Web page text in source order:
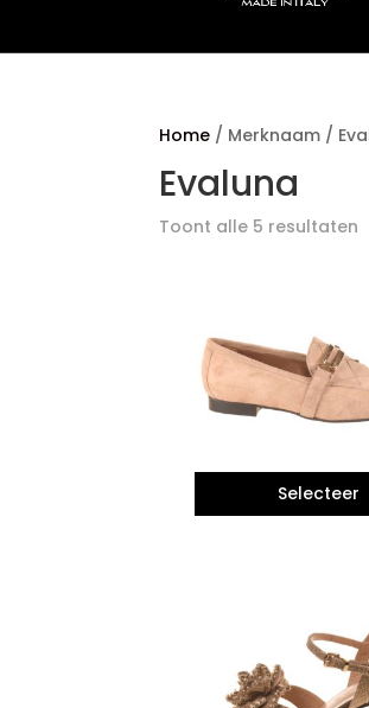
Home / Merknaam /
Evaluna
Toont alle 5 resultaten